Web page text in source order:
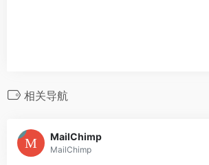
相关导航
MailChimp
MailChimp